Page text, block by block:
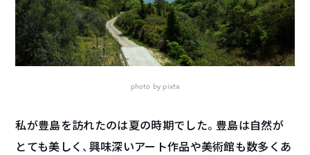
photo by pixta
私が豊島を訪れたのは夏の時期でした。豊島は自然が
とても美しく、興味深いアート作品や美術館も数多くあ